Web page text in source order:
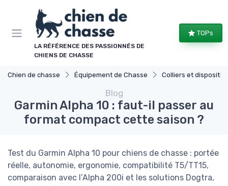
LA RÉFÉRENCE DES PASSIONNÉS DE
CHIENS DE CHASSE
TOPs
Chien de chasse Équipement de Chasse Colliers et dispositifs
Blog
Garmin Alpha 10 : faut-il passer au
format compact cette saison ?
Test du Garmin Alpha 10 pour chiens de chasse : portée
réelle, autonomie, ergonomie, compatibilité T5/TT15,
comparaison avec l’Alpha 200i et les solutions Dogtra,
Panneau de gestion des cookies